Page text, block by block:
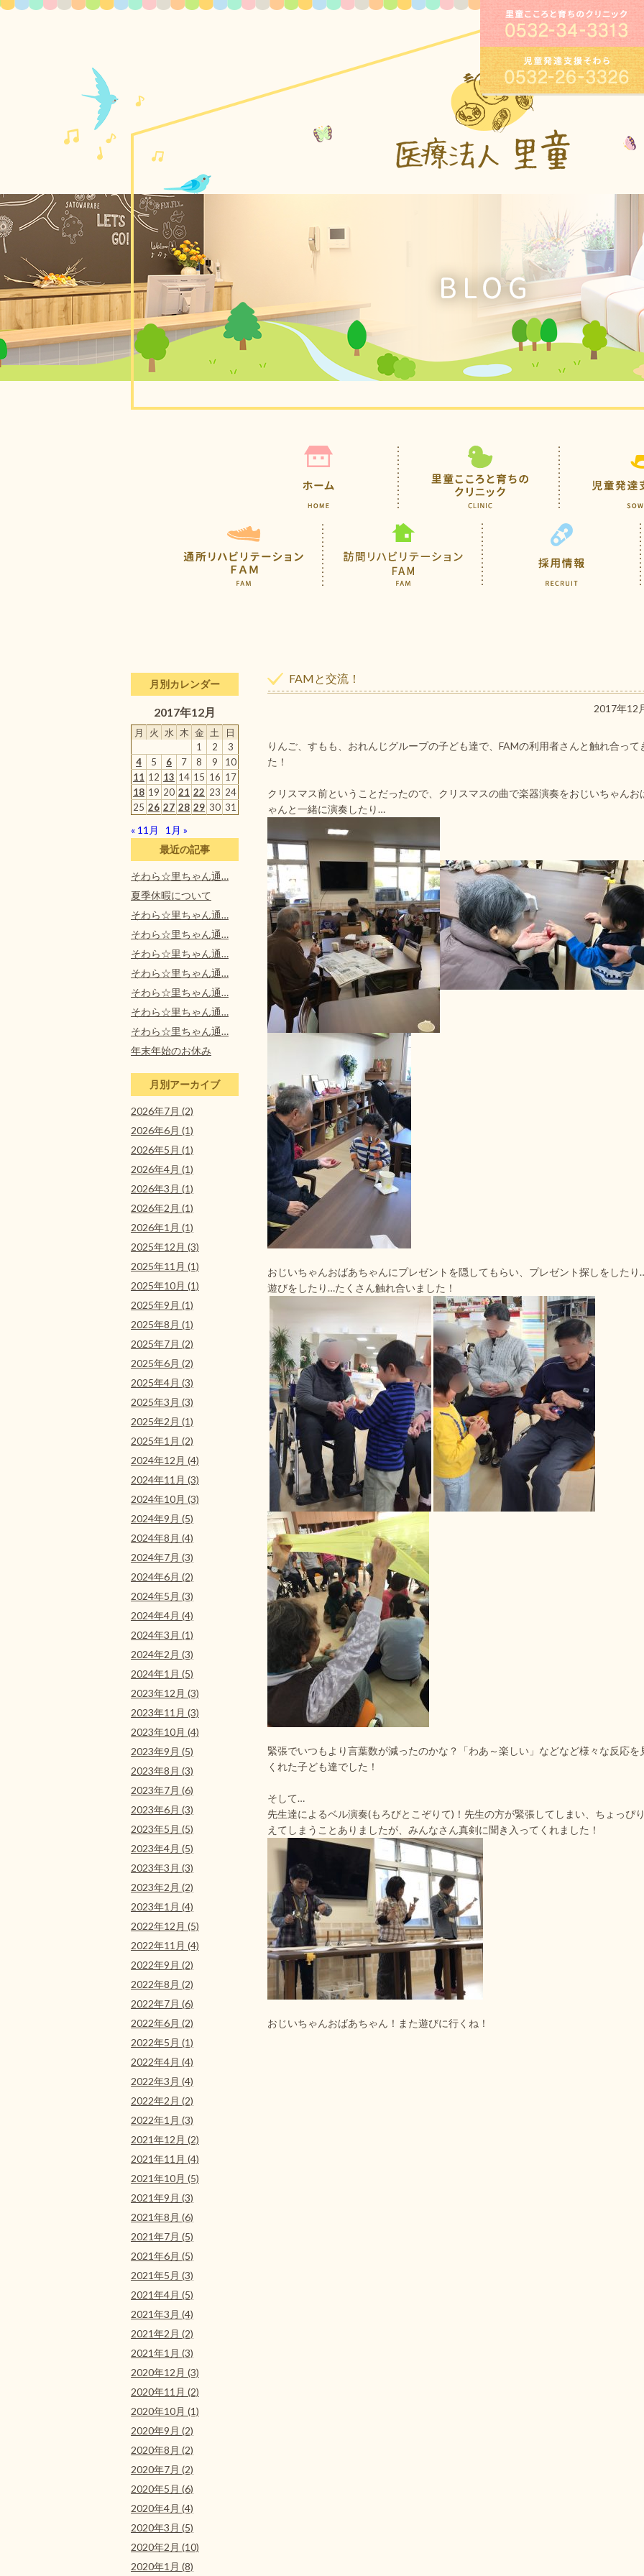
FAMと交流！
2017年12
りんご、すもも、おれんじグループの子ども達で、FAMの利用者さんと触れ合って
た！
クリスマス前ということだったので、クリスマスの曲で楽器演奏をおじいちゃんお
ゃんと一緒に演奏したり…
おじいちゃんおばあちゃんにプレゼントを隠してもらい、プレゼント探しをしたり
遊びをしたり…たくさん触れ合いました！
緊張でいつもより言葉数が減ったのかな？「わあ～楽しい」などなど様々な反応を
くれた子ども達でした！
そして…
先生達によるベル演奏(もろびとこぞりて)！先生の方が緊張してしまい、ちょっぴ
えてしまうことありましたが、みんなさん真剣に聞き入ってくれました！
おじいちゃんおばあちゃん！また遊びに行くね！
月別カレンダー
2017年12月
月 火 水 木 金 土
日
1
2
3
4
5 6 7 8 9
10
11 12 13 14 15 16 17
18 19 20 21 22 23 24
25 26 27 28 29 30 31
« 11月
1月 »
最近の記事
そわら☆里ちゃん通…
夏季休暇について
そわら☆里ちゃん通…
そわら☆里ちゃん通…
そわら☆里ちゃん通…
そわら☆里ちゃん通…
そわら☆里ちゃん通…
そわら☆里ちゃん通…
そわら☆里ちゃん通…
年末年始のお休み
月別アーカイブ
2026年7月 (2)
2026年6月 (1)
2026年5月 (1)
2026年4月 (1)
2026年3月 (1)
2026年2月 (1)
2026年1月 (1)
2025年12月 (3)
2025年11月 (1)
2025年10月 (1)
2025年9月 (1)
2025年8月 (1)
2025年7月 (2)
2025年6月 (2)
2025年4月 (3)
2025年3月 (3)
2025年2月 (1)
2025年1月 (2)
2024年12月 (4)
2024年11月 (3)
2024年10月 (3)
2024年9月 (5)
2024年8月 (4)
2024年7月 (3)
2024年6月 (2)
2024年5月 (3)
2024年4月 (4)
2024年3月 (1)
2024年2月 (3)
2024年1月 (5)
2023年12月 (3)
2023年11月 (3)
2023年10月 (4)
2023年9月 (5)
2023年8月 (3)
2023年7月 (6)
2023年6月 (3)
2023年5月 (5)
2023年4月 (5)
2023年3月 (3)
2023年2月 (2)
2023年1月 (4)
2022年12月 (5)
2022年11月 (4)
2022年9月 (2)
2022年8月 (2)
2022年7月 (6)
2022年6月 (2)
2022年5月 (1)
2022年4月 (4)
2022年3月 (4)
2022年2月 (2)
2022年1月 (3)
2021年12月 (2)
2021年11月 (4)
2021年10月 (5)
2021年9月 (3)
2021年8月 (6)
2021年7月 (5)
2021年6月 (5)
2021年5月 (3)
2021年4月 (5)
2021年3月 (4)
2021年2月 (2)
2021年1月 (3)
2020年12月 (3)
2020年11月 (2)
2020年10月 (1)
2020年9月 (2)
2020年8月 (2)
2020年7月 (2)
2020年5月 (6)
2020年4月 (4)
2020年3月 (5)
2020年2月 (10)
2020年1月 (8)